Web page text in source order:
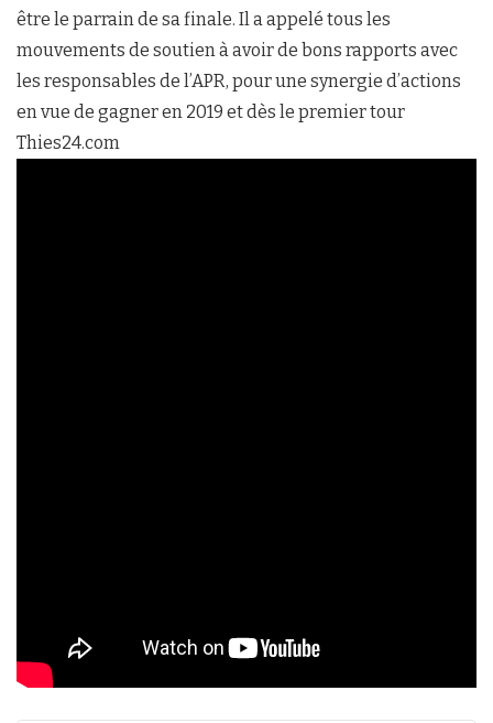
être le parrain de sa finale. Il a appelé tous les
mouvements de soutien à avoir de bons rapports avec
les responsables de l’APR, pour une synergie d’actions
en vue de gagner en 2019 et dès le premier tour
Thies24.com